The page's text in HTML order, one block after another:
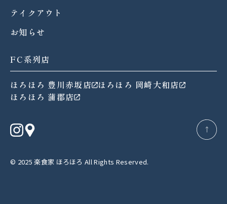
テイクアウト
お知らせ
FC系列店
ほろほろ 豊川赤坂店 ほろほろ 岡崎大和店
ほろほろ 蒲郡店
→
© 2025 楽食家 ほろほろ All Rights Reserved.